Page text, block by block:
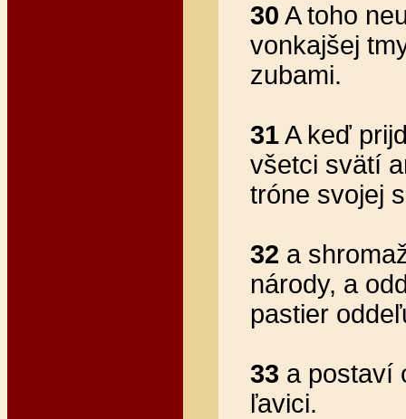
30 A toho
vonkajšej
zubami.
31A keď
všetci svätí
tróne svojej
32 a
národy, a
pastier
33 a postaví
ľavici.